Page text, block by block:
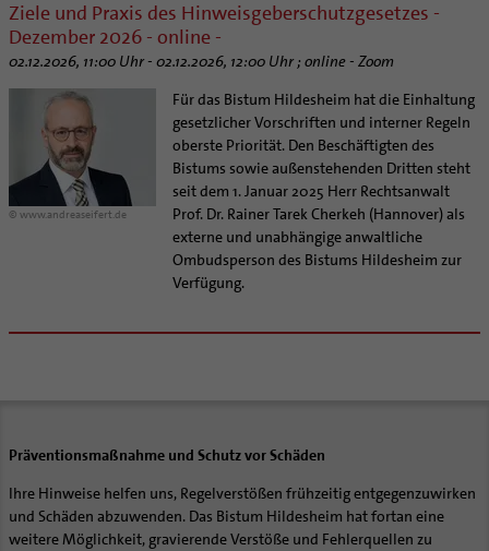
Ziele und Praxis des Hinweisgeberschutzgesetzes -
Dezember 2026 - online -
02.12.2026, 11:00 Uhr - 02.12.2026, 12:00 Uhr ; online - Zoom
© www.andreaseifert.de
Für das Bistum Hildesheim hat die Einhaltung
gesetzlicher Vorschriften und interner Regeln
oberste Priorität. Den Beschäftigten des
Bistums sowie außenstehenden Dritten steht
seit dem 1. Januar 2025 Herr Rechtsanwalt
Prof. Dr. Rainer Tarek Cherkeh (Hannover) als
externe und unabhängige anwaltliche
Ombudsperson des Bistums Hildesheim zur
Verfügung.
Präventionsmaßnahme und Schutz vor Schäden
Ihre Hinweise helfen uns, Regelverstößen frühzeitig entgegenzuwirken
und Schäden abzuwenden. Das Bistum Hildesheim hat fortan eine
weitere Möglichkeit, gravierende Verstöße und Fehlerquellen zu